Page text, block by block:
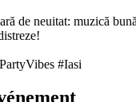
de neuitat: muzică
#Iasi